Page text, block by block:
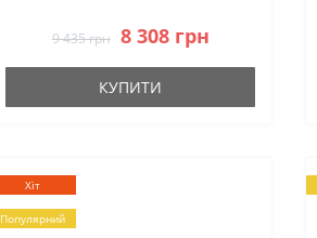
9 435 грн 8 308 грн
КУПИТИ
Хіт
Популярний